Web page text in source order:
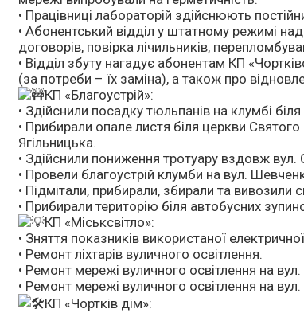
• Працівниці лабораторій здійснюють
• Абонентський відділ у штатному режимі
договорів, повірка лічильників,
• Відділ збуту нагадує абонентам КП
(за потреби – їх заміна), а також про
КП «Благоустрій»:
• Здійснили посадку тюльпанів на клумбі
• Прибирали опале листя біля церкви
Ягільницька.
• Здійснили пониження тротуару вздовж вул.
• Провели благоустрій клумби на вул.
• Підмітали, прибирали, збирали та вивозили
• Прибирали територію біля автобусних
КП «Міськсвітло»:
• Зняття показників використаної електричної
• Ремонт ліхтарів вуличного освітлення.
• Ремонт мережі вуличного освітлення на
• Ремонт мережі вуличного освітлення на вул.
КП «Чортків дім»: